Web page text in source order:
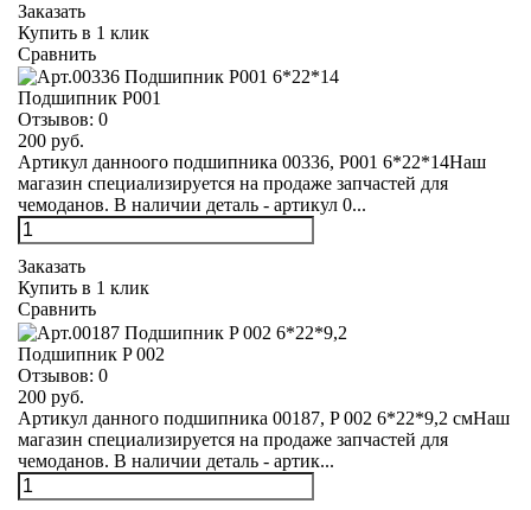
Заказать
Купить в 1 клик
Сравнить
Подшипник Р001
Отзывов: 0
200 руб.
Артикул данноого подшипника 00336, Р001 6*22*14Наш
магазин специализируется на продаже запчастей для
чемоданов. В наличии деталь - артикул 0...
Заказать
Купить в 1 клик
Сравнить
Подшипник P 002
Отзывов: 0
200 руб.
Артикул данного подшипника 00187, P 002 6*22*9,2 смНаш
магазин специализируется на продаже запчастей для
чемоданов. В наличии деталь - артик...